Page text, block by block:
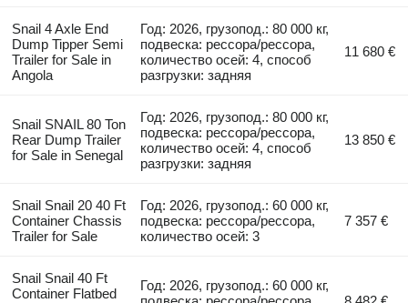
Snail 4 Axle End
Dump Tipper Semi
Trailer for Sale in
Angola
Год: 2026, грузопод.: 80 000 кг,
подвеска: рессора/рессора,
количество осей: 4, способ
разгрузки: задняя
11 680 €
Snail SNAIL 80 Ton
Rear Dump Trailer
for Sale in Senegal
Год: 2026, грузопод.: 80 000 кг,
подвеска: рессора/рессора,
количество осей: 4, способ
разгрузки: задняя
13 850 €
Snail Snail 20 40 Ft
Container Chassis
Trailer for Sale
Год: 2026, грузопод.: 60 000 кг,
подвеска: рессора/рессора,
количество осей: 3
7 357 €
Snail Snail 40 Ft
Container Flatbed
Год: 2026, грузопод.: 60 000 кг,